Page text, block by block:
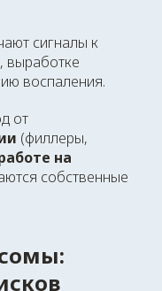
сигналы к
выработке
воспаления.
от
(филлеры,
на
собственные